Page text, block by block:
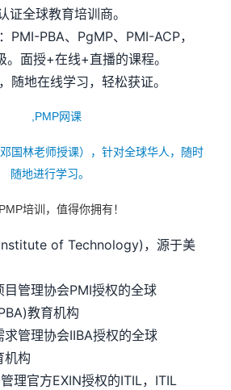
证全球教育培训商。
PMI-PBA、PgMP、PMI-ACP，
。面授+在线+直播的课程。
随地在线学习，轻松获证。
国林老师授课），针对全球华人，随时
随地进行学习。
培训，值得你拥有！
of Technology)，源于美
管理协会PMI授权的全球
教育机构
管理协会IIBA授权的全球
机构
理官方EXIN授权的ITIL，ITIL